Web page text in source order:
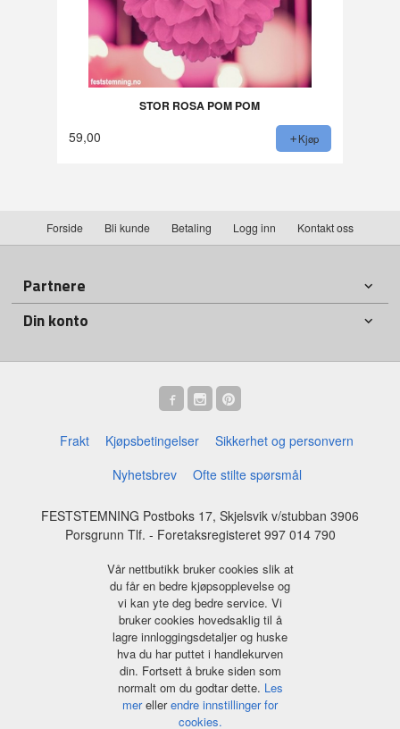
STOR ROSA POM POM
59,00 Kjøp
Forside Bli kunde Betaling Logg inn Kontakt oss
Partnere
Din konto
Frakt Kjøpsbetingelser
Sikkerhet og personvern
Nyhetsbrev
Ofte stilte spørsmål
FESTSTEMNING Postboks 17, Skjelsvik v/stubban 3906
Porsgrunn Tlf. - Foretaksregisteret 997 014 790
Vår nettbutikk bruker cookies slik at
du får en bedre kjøpsopplevelse og
vi kan yte deg bedre service. Vi
bruker cookies hovedsaklig til å
lagre innloggingsdetaljer og huske
hva du har puttet i handlekurven
din. Fortsett å bruke siden som
normalt om du godtar dette. Les
merellerendre innstillinger for
cookies.